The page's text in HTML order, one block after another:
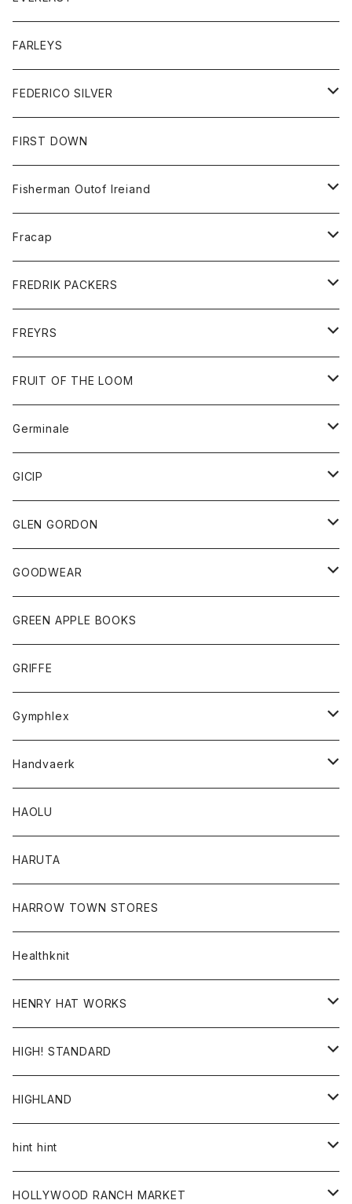
シャツ
セーター
ボトム
ショートパンツ
パンツ
レディース
コート
ジャケット
Tシャツ
ボトム
トップス
ジャケット
スエットシャツ
ボトム
スエットパンツ
グッズ
帽子
FARLEYS
FEDERICO SILVER
アクセサリー
FIRST DOWN
Fisherman Outof Ireiand
ニット
Fracap
グッズ
靴
FREDRIK PACKERS
アクセサリー
バッグ
FREYRS
サングラス
FRUIT OF THE LOOM
アウター
パーカー
グッズ
ネクタイ
チーフ
トップス
シャツ
タンクトップ
ボトム
ショートパンツ
スカート
レディース
スカート
Tシャツ
Germinale
靴
サンダル
GICIP
トップス
Tシャツ
GLEN GORDON
グッズ
手袋
GOODWEAR
トップス
Tシャツ
GREEN APPLE BOOKS
GRIFFE
Gymphlex
アウター
カーディガン
コート
トップス
シャツ
スウェット
レディース
カーディガン
コート
ボトム
パンツ
Handvaerk
トップス
Tシャツ
ロンTEE
HAOLU
HARUTA
HARROW TOWN STORES
Healthknit
HENRY HAT WORKS
帽子
HIGH! STANDARD
アウター
ジャケット
トップス
シャツ
ボトム
HIGHLAND
帽子
hint hint
ストール
HOLLYWOOD RANCH MARKET